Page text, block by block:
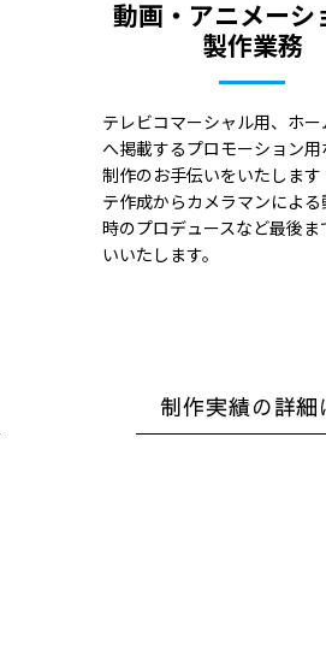
動画・アニメーシ
製作業務
テレビコマーシャル用、ホ
へ掲載するプロモーション
制作のお手伝いをいたしま
テ作成からカメラマンによ
時のプロデュースなど最後ま
いいたします。
制作実績の詳細